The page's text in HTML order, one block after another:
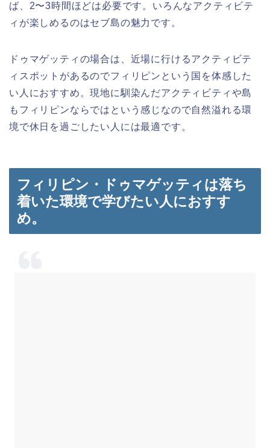
ば、2〜3時間ほどは必要です。いろんなアクティビテ
ィが楽しめるのはセブ島の魅力です。
ドゥマゲッティの場合は、近場に行けるアクティビテ
ィスポットがあるのでフィリピンという国を体感した
い人におすすめ。現地に馴染んだアクティビティや島
もフィリピンならではという感じなので自然溢れる環
境で休日を過ごしたい人には最適です。
フィリピン・ドゥマゲッティは落ち
着いた環境で学びたい人におすす
め。